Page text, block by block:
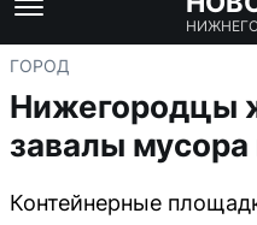
ГОРОД
Нижегородцы
завалы мусора
Контейнерные